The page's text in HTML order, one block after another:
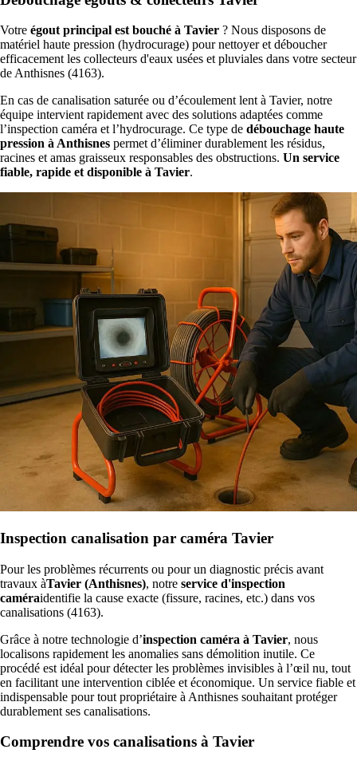
Votre égout principal est bouché à Tavier ? Nous disposons de
matériel haute pression (hydrocurage) pour nettoyer et déboucher
efficacement les collecteurs d'eaux usées et pluviales dans votre secteur
de Anthisnes (4163).
En cas de canalisation saturée ou d’écoulement lent à Tavier, notre
équipe intervient rapidement avec des solutions adaptées comme
l’inspection caméra et l’hydrocurage. Ce type de débouchage haute
pression à Anthisnes permet d’éliminer durablement les résidus,
racines et amas graisseux responsables des obstructions. Un service
fiable, rapide et disponible à Tavier.
Inspection canalisation par caméra Tavier
Pour les problèmes récurrents ou pour un diagnostic précis avant
travaux àTavier (Anthisnes), notre service d'inspection
caméraidentifie la cause exacte (fissure, racines, etc.) dans vos
canalisations (4163).
Grâce à notre technologie d’inspection caméra à Tavier, nous
localisons rapidement les anomalies sans démolition inutile. Ce
procédé est idéal pour détecter les problèmes invisibles à l’œil nu, tout
en facilitant une intervention ciblée et économique. Un service fiable et
indispensable pour tout propriétaire à Anthisnes souhaitant protéger
durablement ses canalisations.
Comprendre vos canalisations à Tavier